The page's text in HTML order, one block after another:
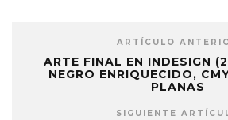
ARTÍCULO
ARTE FINAL EN INDESIGN
NEGRO ENRIQUECIDO,
PLANAS
SIGUIENTE